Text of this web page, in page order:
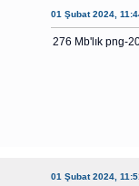
01 Şubat 2024,
276 Mb'lık png-
01 Şubat 2024,